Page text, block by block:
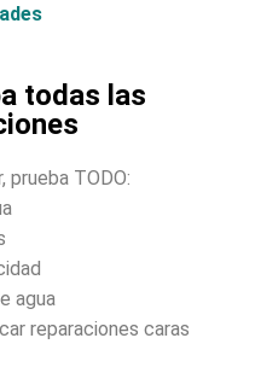
todas las
prueba TODO:
agua
reparaciones caras